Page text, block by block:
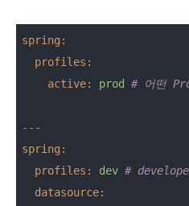
spring:
profiles:
active:
prod # 어떤
---
spring:
profiles:
dev # develope
datasource: